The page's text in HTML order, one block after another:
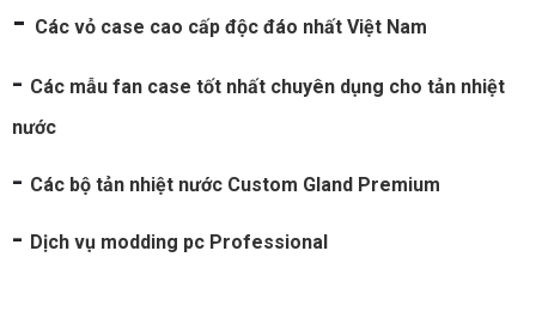
- Các vỏ case cao cấp độc đáo nhất Việt Nam
- Các mẫu fan case tốt nhất chuyên dụng cho tản nhiệt
nước
- Các bộ tản nhiệt nước Custom Gland Premium
- Dịch vụ modding pc Professional